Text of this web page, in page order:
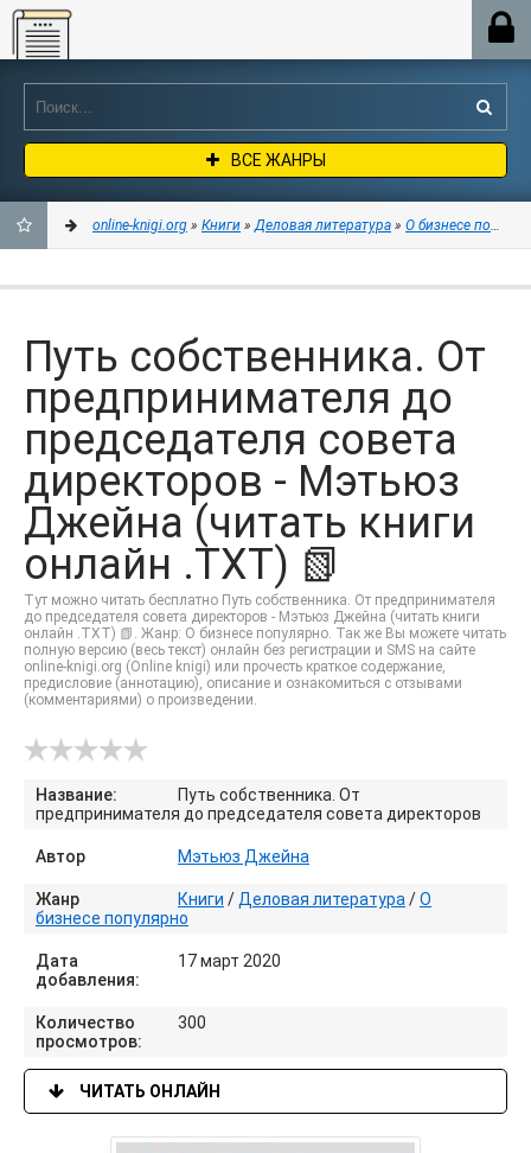
Online-knigi.org
ВСЕ ЖАНРЫ
ЗАКЛАДКИ
online-knigi.org » Книги »Деловая литература » О бизнесе
Путь собственника. От
предпринимателя до
председателя совета
директоров - Мэтьюз
Джейна (читать книги
онлайн .TXT) 📗
Тут можно читать бесплатно Путь собственника. От предпринимателя
до председателя совета директоров - Мэтьюз Джейна (читать книги
онлайн .TXT) 📗. Жанр: О бизнесе популярно. Так же Вы можете читать
полную версию (весь текст) онлайн без регистрации и SMS на сайте
online-knigi.org (Online knigi) или прочесть краткое содержание,
предисловие (аннотацию), описание и ознакомиться с отзывами
(комментариями) о произведении.
Название:
Путь собственника. От
предпринимателя до председателя совета директоров
Автор Мэтьюз Джейна
Жанр Книги / Деловая литература /О
бизнесе популярно
Дата
добавления:
17 март 2020
Количество
просмотров:
300
ЧИТАТЬ ОНЛАЙН